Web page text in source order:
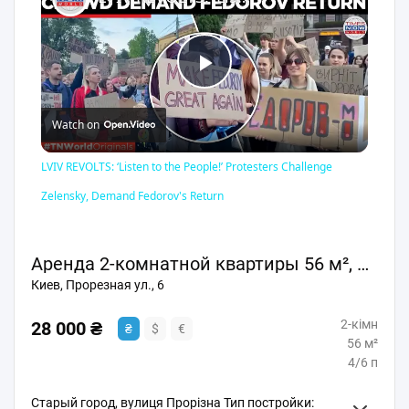
Play
Video
Watch on
LVIV REVOLTS: ‘Listen to the People!’ Protesters Challenge
Zelensky, Demand Fedorov's Return
Аренда 2-комнатной квартиры 56 м², Прорезная ул., 6
Киев, Прорезная ул., 6
28 000 ₴ ₴ $ €
2-кімн
56 м²
4/6 п
Старый город, вулиця Прорізна Тип постройки: